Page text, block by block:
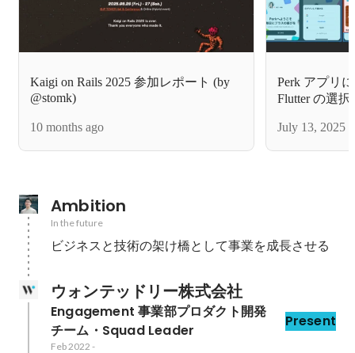
Kaigi on Rails 2025 参加レポート (by
@stomk)
10 months ago
Perk アプリ
Flutter の選
July 13, 2025
Ambition
In the future
ビジネスと技術の架け橋として事業を成長させる
ウォンテッドリー株式会社
Engagement 事業部プロダクト開発
チーム・Squad Leader
Present
Feb 2022 -